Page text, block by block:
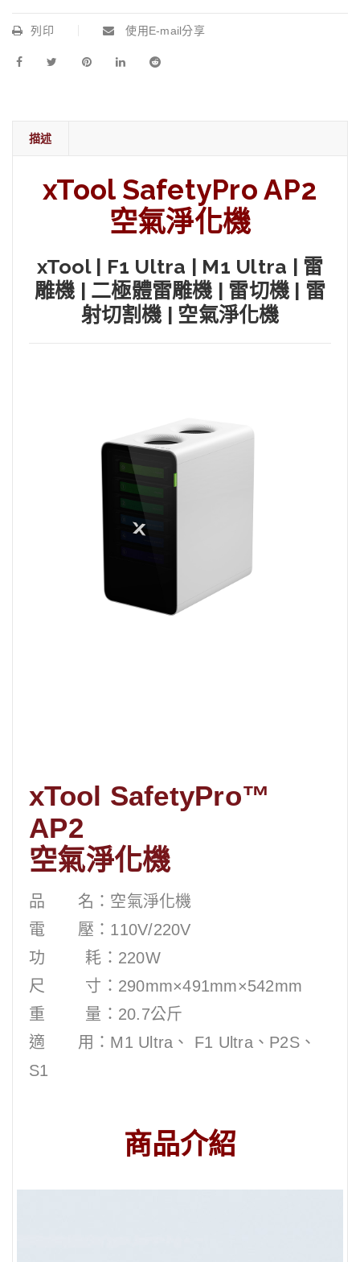
列印 使用E-mail分享
描述
xTool SafetyPro AP2
空氣淨化機
xTool | F1 Ultra | M1 Ultra | 雷
雕機 | 二極體雷雕機 | 雷切機 | 雷
射切割機 | 空氣淨化機
xTool SafetyPro™
AP2
空氣淨化機
品 名：空氣淨化機
電 壓：110V/220V
功 耗：220W
尺 寸：290mm×491mm×542mm
重 量：20.7公斤
適 用：M1 Ultra、 F1 Ultra、P2S、
S1
商品介紹